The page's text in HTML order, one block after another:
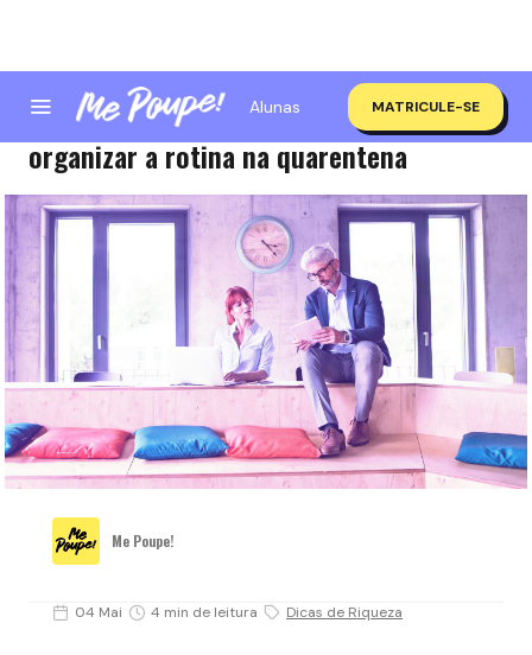
Alunas MATRICULE-SE
4 Passos e uma ferramenta pra você
organizar a rotina na quarentena
Me Poupe!
04 Mai 4 min de leitura Dicas de Riqueza